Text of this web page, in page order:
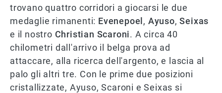
trovano quattro corridori a giocarsi le due
medaglie rimanenti: Evenepoel , Ayuso,Seixas
e il nostro Christian Scaroni. A circa 40
chilometri dall'arrivo il belga prova ad
attaccare, alla ricerca dell'argento, e lascia al
palo gli altri tre. Con le prime due posizioni
cristallizzate, Ayuso, Scaroni e Seixas si